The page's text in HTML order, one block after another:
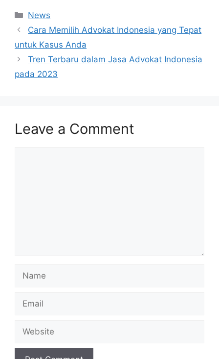
Categories
News
Cara Memilih Advokat Indonesia yang Tepat
untuk Kasus Anda
Tren Terbaru dalam Jasa Advokat Indonesia
pada 2023
Leave a Comment